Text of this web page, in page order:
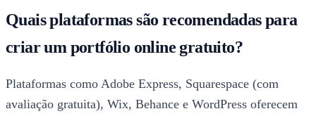
Quais plataformas são recomendadas para
criar um portfólio online gratuito?
Plataformas como Adobe Express, Squarespace (com
avaliação gratuita), Wix, Behance e WordPress oferecem